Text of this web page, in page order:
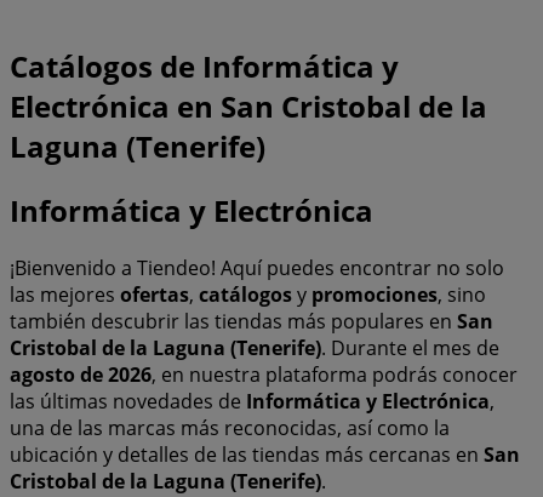
Catálogos de Informática y
Electrónica en San Cristobal de la
Laguna (Tenerife)
Informática y Electrónica
¡Bienvenido a Tiendeo! Aquí puedes encontrar no solo
las mejores ofertas, catálogosy promociones, sino
también descubrir las tiendas más populares en San
Cristobal de la Laguna (Tenerife). Durante el mes de
agosto de 2026, en nuestra plataforma podrás conocer
las últimas novedades de Informática y Electrónica,
una de las marcas más reconocidas, así como la
ubicación y detalles de las tiendas más cercanas en San
Cristobal de la Laguna (Tenerife).